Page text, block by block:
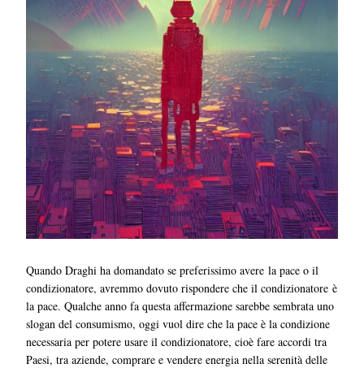
Quando Draghi ha domandato se preferissimo avere la pace o il
condizionatore, avremmo dovuto rispondere che il condizionatore è
la pace. Qualche anno fa questa affermazione sarebbe sembrata uno
slogan del consumismo, oggi vuol dire che la pace è la condizione
necessaria per potere usare il condizionatore, cioè fare accordi tra
Paesi, tra aziende, comprare e vendere energia nella serenità delle